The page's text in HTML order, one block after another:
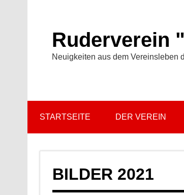
Ruderverein
Neuigkeiten aus dem Vereinsleben
STARTSEITE DER VEREIN
BILDER 2021